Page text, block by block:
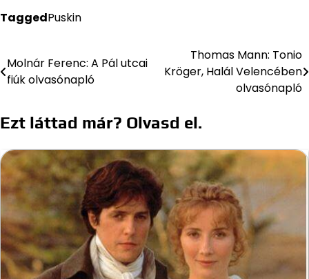
TaggedPuskin
Bejegyzés
navigáció
Molnár Ferenc: A Pál utcai
fiúk olvasónapló
Thomas Mann: Tonio
Kröger, Halál Velencében
olvasónapló
Ezt láttad már? Olvasd el.